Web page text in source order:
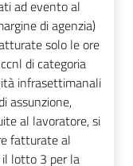
ad evento al
di agenzia)
solo le ore
di categoria
infrasettimanali
assunzione,
al lavoratore, si
fatturate al
il lotto 3 per la